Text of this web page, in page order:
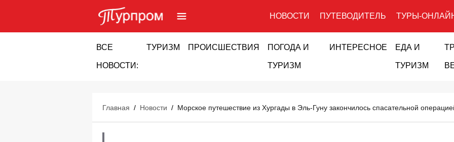
НОВОСТИ ПУТЕВОДИТЕЛЬ ТУРЫ-
ВСЕ
НОВОСТИ:
ТУРИЗМ ПРОИСШЕСТВИЯ ПОГОДА И
ТУРИЗМ
ИНТЕРЕСНОЕ ЕДА И
ТУРИЗМ
Главная / Новости / Морское путешествие из Хургады в Эль-Гуну закончилось спасательной